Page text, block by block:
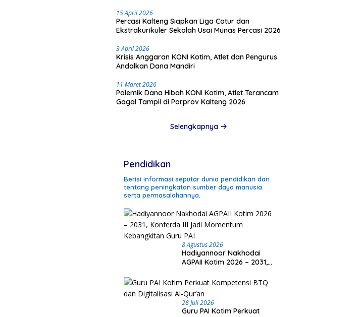
15 April 2026
Percasi Kalteng Siapkan Liga Catur dan
Ekstrakurikuler Sekolah Usai Munas Percasi 2026
3 April 2026
Krisis Anggaran KONI Kotim, Atlet dan Pengurus
Andalkan Dana Mandiri
11 Maret 2026
Polemik Dana Hibah KONI Kotim, Atlet Terancam
Gagal Tampil di Porprov Kalteng 2026
Selengkapnya
Pendidikan
Berisi informasi seputar dunia pendidikan dan
tentang peningkatan sumber daya manusia
serta permasalahannya.
8 Agustus 2026
Hadiyannoor Nakhodai
AGPAII Kotim 2026 – 2031,
Momentum Kebangkitan
Guru PAI
28 Juli 2026
Guru PAI Kotim Perkuat